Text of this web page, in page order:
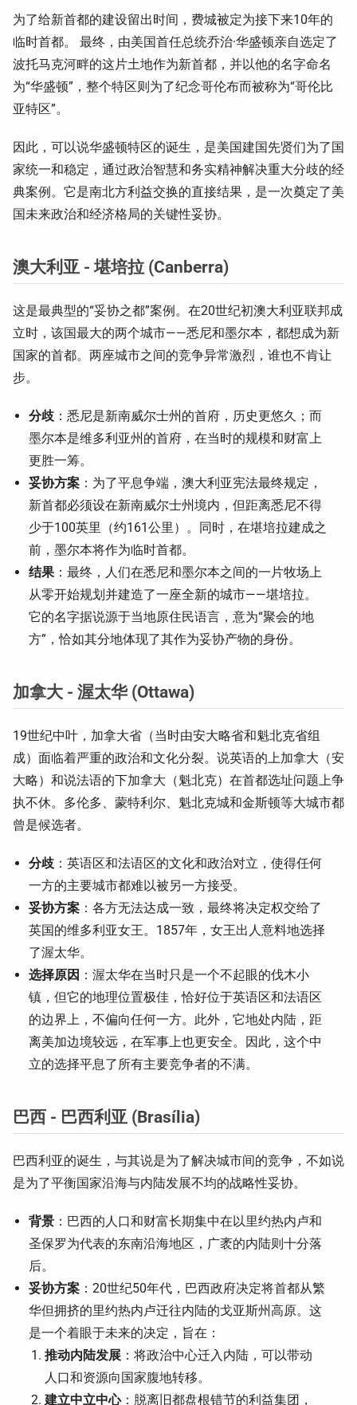
为了给新首都的建设留出时间，费城被定为接下来10年的
临时首都。 最终，由美国首任总统乔治·华盛顿亲自选定了
波托马克河畔的这片土地作为新首都，并以他的名字命名
为“华盛顿”，整个特区则为了纪念哥伦布而被称为“哥伦比
亚特区”。
因此，可以说华盛顿特区的诞生，是美国建国先贤们为了国
家统一和稳定，通过政治智慧和务实精神解决重大分歧的经
典案例。它是南北方利益交换的直接结果，是一次奠定了美
国未来政治和经济格局的关键性妥协。
澳大利亚 - 堪培拉 (Canberra)
这是最典型的“妥协之都”案例。在20世纪初澳大利亚联邦成
立时，该国最大的两个城市——悉尼和墨尔本，都想成为新
国家的首都。两座城市之间的竞争异常激烈，谁也不肯让
步。
分歧 ：悉尼是新南威尔士州的首府，历史更悠久；而
墨尔本是维多利亚州的首府，在当时的规模和财富上
更胜一筹。
妥协方案 ：为了平息争端，澳大利亚宪法最终规定，
新首都必须设在新南威尔士州境内，但距离悉尼不得
少于100英里（约161公里）。同时，在堪培拉建成之
前，墨尔本将作为临时首都。
结果 ：最终，人们在悉尼和墨尔本之间的一片牧场上
从零开始规划并建造了一座全新的城市——堪培拉。
它的名字据说源于当地原住民语言，意为“聚会的地
方”，恰如其分地体现了其作为妥协产物的身份。
加拿大 - 渥太华 (Ottawa)
19世纪中叶，加拿大省（当时由安大略省和魁北克省组
成）面临着严重的政治和文化分裂。说英语的上加拿大（安
大略）和说法语的下加拿大（魁北克）在首都选址问题上争
执不休。多伦多、蒙特利尔、魁北克城和金斯顿等大城市都
曾是候选者。
分歧 ：英语区和法语区的文化和政治对立，使得任何
一方的主要城市都难以被另一方接受。
妥协方案 ：各方无法达成一致，最终将决定权交给了
英国的维多利亚女王。1857年，女王出人意料地选择
了渥太华。
选择原因 ：渥太华在当时只是一个不起眼的伐木小
镇，但它的地理位置极佳，恰好位于英语区和法语区
的边界上，不偏向任何一方。此外，它地处内陆，距
离美加边境较远，在军事上也更安全。因此，这个中
立的选择平息了所有主要竞争者的不满。
巴西 - 巴西利亚 (Brasília)
巴西利亚的诞生，与其说是为了解决城市间的竞争，不如说
是为了平衡国家沿海与内陆发展不均的战略性妥协。
背景 ：巴西的人口和财富长期集中在以里约热内卢和
圣保罗为代表的东南沿海地区，广袤的内陆则十分落
后。
妥协方案 ：20世纪50年代，巴西政府决定将首都从繁
华但拥挤的里约热内卢迁往内陆的戈亚斯州高原。这
是一个着眼于未来的决定，旨在：
推动内陆发展 ：将政治中心迁入内陆，可以带动
人口和资源向国家腹地转移。
建立中立中心：脱离旧都盘根错节的利益集团，